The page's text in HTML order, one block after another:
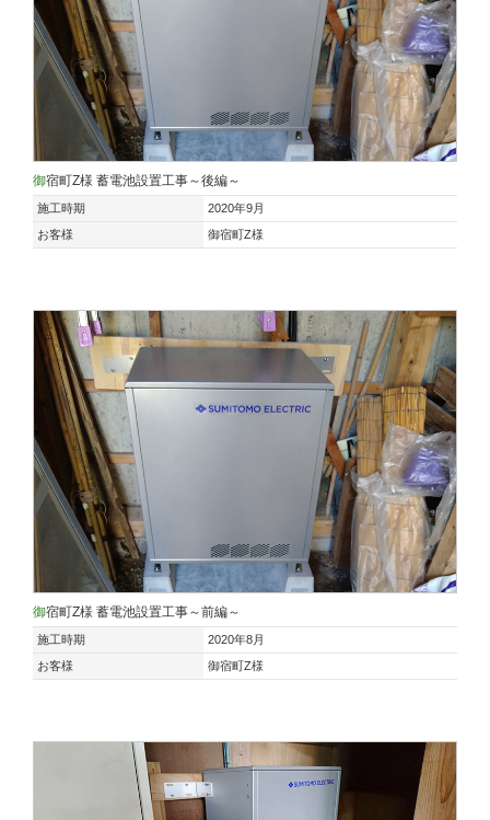
御宿町Z様 蓄電池設置工事～後編～
施工時期
2020年9月
お客様
御宿町Z様
御宿町Z様 蓄電池設置工事～前編～
施工時期
2020年8月
お客様
御宿町Z様